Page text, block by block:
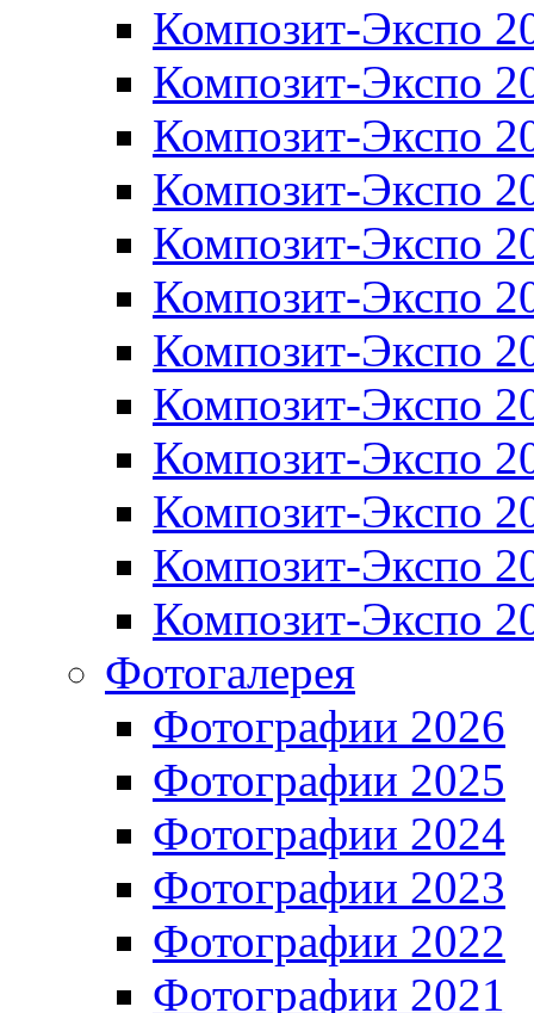
Композит-Экспо
Композит-Экспо
Композит-Экспо
Композит-Экспо
Композит-Экспо
Композит-Экспо
Композит-Экспо
Композит-Экспо
Композит-Экспо
Композит-Экспо
Композит-Экспо
Композит-Экспо
Фотогалерея
Фотографии 2026
Фотографии 2025
Фотографии 2024
Фотографии 2023
Фотографии 2022
Фотографии 2021